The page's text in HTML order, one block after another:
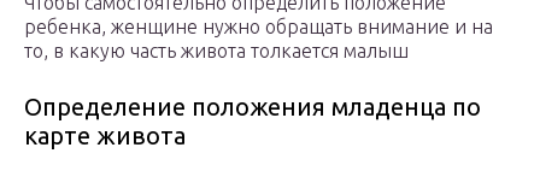
ребенка, женщине нужно обращать внимание и на
то, в какую часть живота толкается малыш
Определение положения младенца по
карте живота